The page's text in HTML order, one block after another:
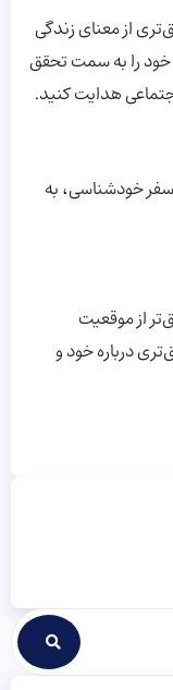
از معنای زندگی
را به سمت تحقق
هدایت کنید.
خودشناسی، به
از موقعیت
درباره خود و